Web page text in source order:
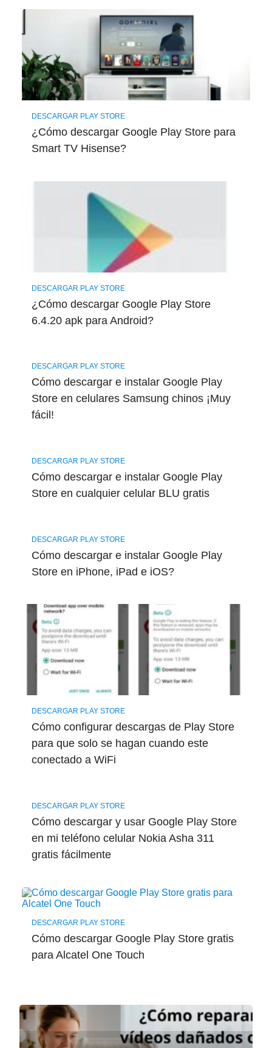
DESCARGAR PLAY STORE
¿Cómo descargar Google Play Store para
Smart TV Hisense?
DESCARGAR PLAY STORE
¿Cómo descargar Google Play Store
6.4.20 apk para Android?
DESCARGAR PLAY STORE
Cómo descargar e instalar Google Play
Store en celulares Samsung chinos ¡Muy
fácil!
DESCARGAR PLAY STORE
Cómo descargar e instalar Google Play
Store en cualquier celular BLU gratis
DESCARGAR PLAY STORE
Cómo descargar e instalar Google Play
Store en iPhone, iPad e iOS?
DESCARGAR PLAY STORE
Cómo configurar descargas de Play Store
para que solo se hagan cuando este
conectado a WiFi
DESCARGAR PLAY STORE
Cómo descargar y usar Google Play Store
en mi teléfono celular Nokia Asha 311
gratis fácilmente
DESCARGAR PLAY STORE
Cómo descargar Google Play Store gratis
para Alcatel One Touch